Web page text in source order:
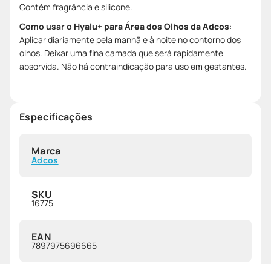
Contém fragrância e silicone.
Como usar o Hyalu+ para Área dos Olhos da Adcos:
Aplicar diariamente pela manhã e à noite no contorno dos
olhos. Deixar uma fina camada que será rapidamente
absorvida. Não há contraindicação para uso em gestantes.
Especificações
Marca
Adcos
SKU
16775
EAN
7897975696665